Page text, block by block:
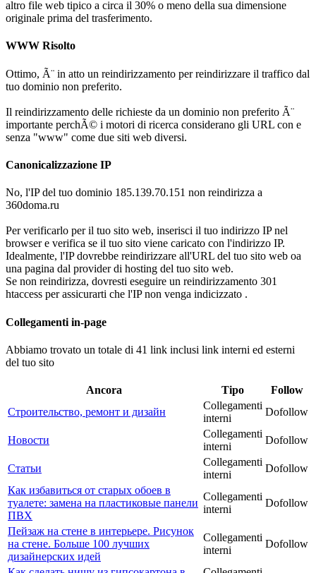
altro file web tipico a circa il 30% o meno della sua dimensione
originale prima del trasferimento.
WWW Risolto
Ottimo, Ã¨ in atto un reindirizzamento per reindirizzare il traffico dal
tuo dominio non preferito.
Il reindirizzamento delle richieste da un dominio non preferito Ã¨
importante perchÃ© i motori di ricerca considerano gli URL con e
senza "www" come due siti web diversi.
Canonicalizzazione IP
No, l'IP del tuo dominio 185.139.70.151 non reindirizza a
360doma.ru
Per verificarlo per il tuo sito web, inserisci il tuo indirizzo IP nel
browser e verifica se il tuo sito viene caricato con l'indirizzo IP.
Idealmente, l'IP dovrebbe reindirizzare all'URL del tuo sito web oa
una pagina dal provider di hosting del tuo sito web.
Se non reindirizza, dovresti eseguire un reindirizzamento 301
htaccess per assicurarti che l'IP non venga indicizzato .
Collegamenti in-page
Abbiamo trovato un totale di 41 link inclusi link interni ed esterni
del tuo sito
Ancora Tipo
Follow
Строительство, ремонт и дизайн
Collegamenti
interni
Dofollow
Новости
Collegamenti
interni
Dofollow
Статьи
Collegamenti
interni
Dofollow
Как избавиться от старых обоев в
туалете: замена на пластиковые панели
ПВХ
Collegamenti
interni
Dofollow
Пейзаж на стене в интерьере. Рисунок
на стене. Больше 100 лучших
дизайнерских идей
Collegamenti
interni
Dofollow